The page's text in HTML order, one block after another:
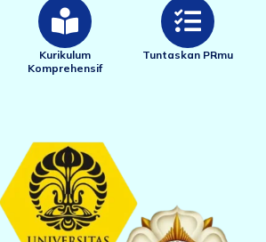
Kurikulum
Komprehensif
Tuntaskan PRmu